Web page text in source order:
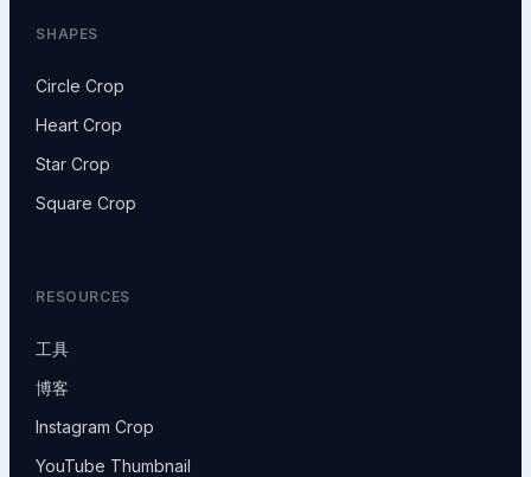
SHAPES
Circle Crop
Heart Crop
Star Crop
Square Crop
RESOURCES
工具
博客
Instagram Crop
YouTube Thumbnail